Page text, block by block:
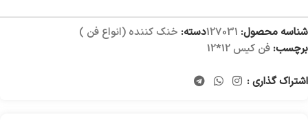
شناسه محصول: 127031دسته: خنک کننده (انواع فن )
برچسب: فن کیس 12*12
اشتراک گذاری :